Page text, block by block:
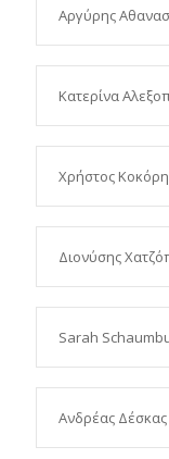
Αργύρης
Κατερίνα
Χρήστος
Διονύσης
Sarah
Ανδρέας Δέσκας